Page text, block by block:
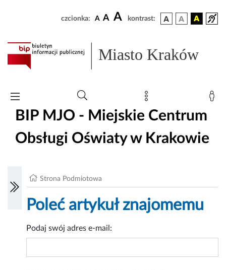
czcionka: A A A kontrast:
Miasto Kraków
BIP MJO - Miejskie Centrum
Obsługi Oświaty w Krakowie
Strona Podmiotowa
Poleć artykuł znajomemu
Podaj swój adres e-mail: